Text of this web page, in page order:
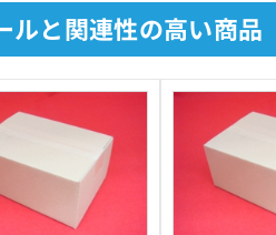
と関連性の高い商品